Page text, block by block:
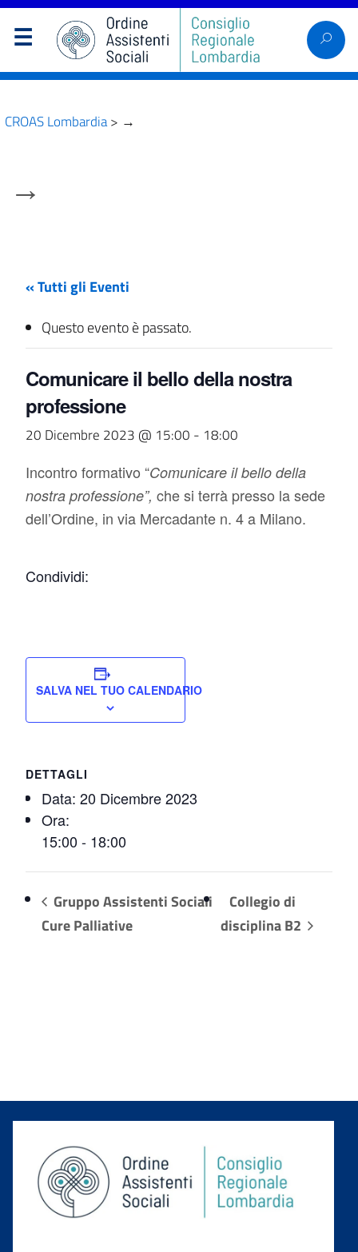
CROAS Lombardia> →
→
« Tutti gli Eventi
Questo evento è passato.
Comunicare il bello della nostra
professione
20 Dicembre 2023 @ 15:00 - 18:00
Incontro formativo “Comunicare il bello della
nostra professione”, che si terrà presso la sede
dell’Ordine, in via Mercadante n. 4 a Milano.
Condividi:
SALVA NEL TUO CALENDARIO
DETTAGLI
Data: 20 Dicembre 2023
Ora:
15:00 - 18:00
Gruppo Assistenti Sociali
Cure Palliative
Collegio di
disciplina B2